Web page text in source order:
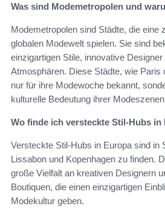
Was sind Modemetropolen und
Modemetropolen sind Städte, die eine
globalen Modewelt spielen. Sie sind
einzigartigen Stile, innovative
Atmosphären. Diese Städte, wie Paris
nur für ihre Modewoche bekannt,
kulturelle Bedeutung ihrer
Wo finde ich versteckte Stil-Hubs in
Versteckte Stil-Hubs in Europa sind in
Lissabon und Kopenhagen zu finden.
große Vielfalt an kreativen Designern
Boutiquen, die einen einzigartigen
Modekultur geben.